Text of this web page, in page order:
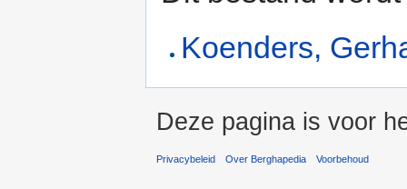
Koenders,
Deze pagina is voor
Privacybeleid Over Berghapedia Voorbehoud